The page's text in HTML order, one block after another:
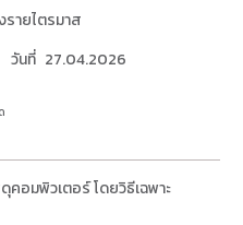
ายไตรมาส
วันที่ 27.04.2026
คอมพิวเตอร์ โดยวิธีเฉพาะ